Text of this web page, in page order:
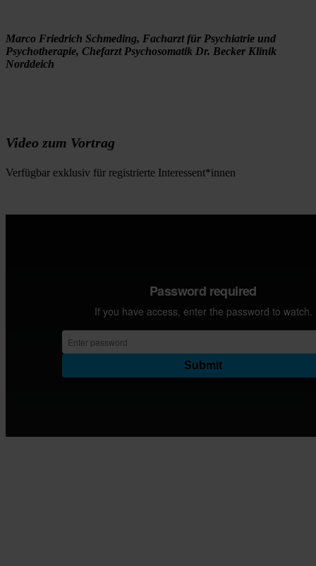
Marco Friedrich Schmeding, Facharzt für Psychiatrie und
Psychotherapie, Chefarzt Psychosomatik Dr. Becker Klinik
Norddeich
Video zum Vortrag
Verfügbar exklusiv für registrierte Interessent*innen